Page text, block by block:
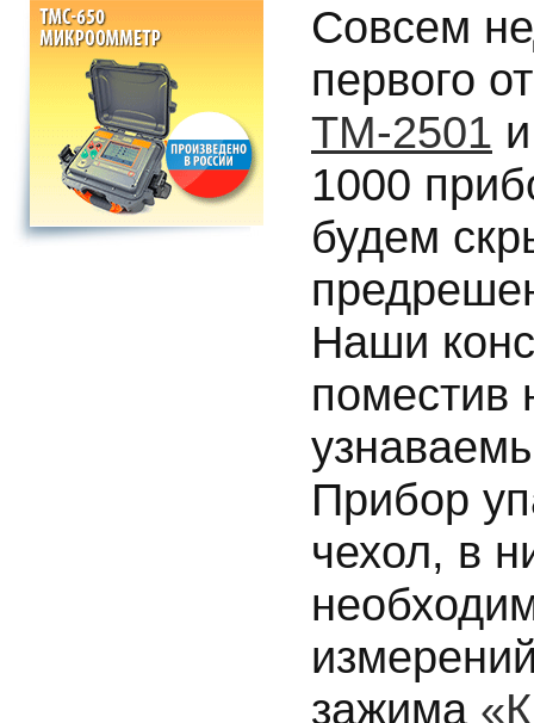
Совсем
первого
ТМ-2501
1000
будем
Наши
поместив
Прибор
чехол, в
зажима